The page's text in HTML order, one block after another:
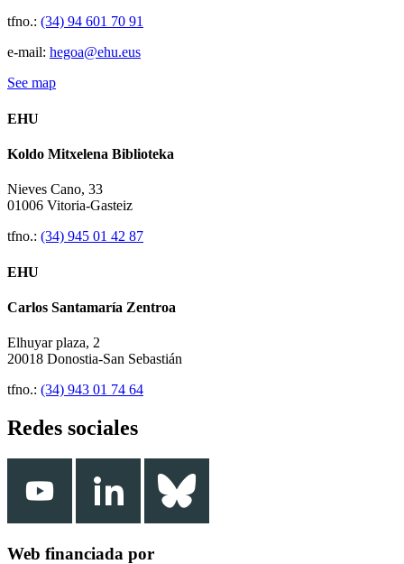
tfno.: (34) 94 601 70 91
e-mail: hegoa@ehu.eus
See map
EHU
Koldo Mitxelena Biblioteka
Nieves Cano, 33
01006 Vitoria-Gasteiz
tfno.: (34) 945 01 42 87
EHU
Carlos Santamaría Zentroa
Elhuyar plaza, 2
20018 Donostia-San Sebastián
tfno.: (34) 943 01 74 64
Redes sociales
Web financiada por